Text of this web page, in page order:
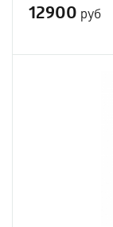
12900 руб